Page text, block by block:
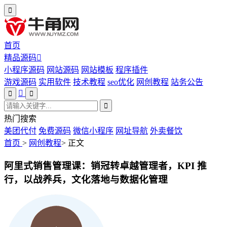
首页
精品源码
小程序源码 网站源码 网站模板 程序插件
游戏源码 实用软件 技术教程 seo优化 网创教程 站务公告
热门搜索
美团代付 免费源码 微信小程序 网址导航 外卖餐饮
首页 > 网创教程> 正文
阿里式销售管理课：销冠转卓越管理者，KPI 推
行，以战养兵，文化落地与数据化管理